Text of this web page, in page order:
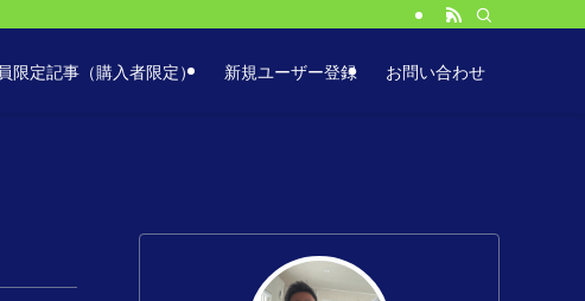
克服に役立つ簡単な方法！
限定記事（購入者限定） 新規ユーザー登録 お問い合わせ